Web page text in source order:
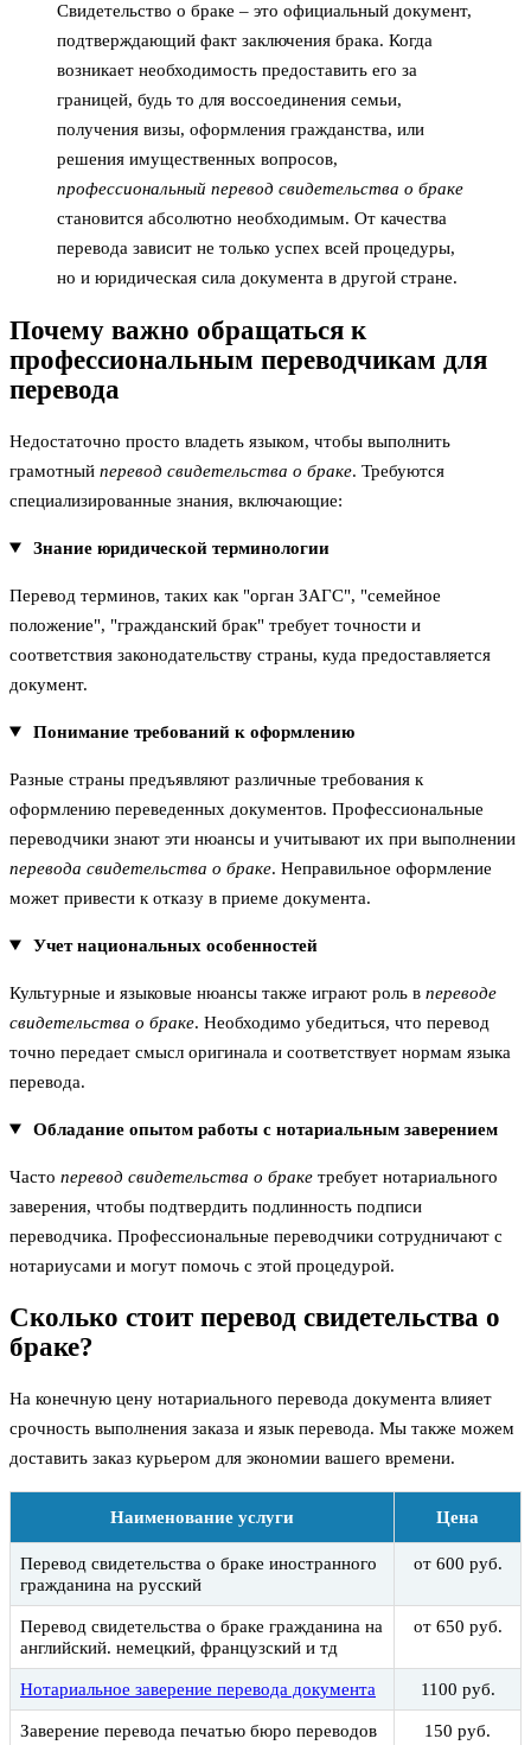
Свидетельство о браке – это официальный документ,
подтверждающий факт заключения брака. Когда
возникает необходимость предоставить его за
границей, будь то для воссоединения семьи,
получения визы, оформления гражданства, или
решения имущественных вопросов,
профессиональный перевод свидетельства о браке
становится абсолютно необходимым. От качества
перевода зависит не только успех всей процедуры,
но и юридическая сила документа в другой стране.
Почему важно обращаться к
профессиональным переводчикам для
перевода
Недостаточно просто владеть языком, чтобы выполнить
грамотный перевод свидетельства о браке. Требуются
специализированные знания, включающие:
Знание юридической терминологии
Перевод терминов, таких как "орган ЗАГС", "семейное
положение", "гражданский брак" требует точности и
соответствия законодательству страны, куда предоставляется
документ.
Понимание требований к оформлению
Разные страны предъявляют различные требования к
оформлению переведенных документов. Профессиональные
переводчики знают эти нюансы и учитывают их при выполнении
перевода свидетельства о браке. Неправильное оформление
может привести к отказу в приеме документа.
Учет национальных особенностей
Культурные и языковые нюансы также играют роль в переводе
свидетельства о браке. Необходимо убедиться, что перевод
точно передает смысл оригинала и соответствует нормам языка
перевода.
Обладание опытом работы с нотариальным заверением
Часто перевод свидетельства о браке требует нотариального
заверения, чтобы подтвердить подлинность подписи
переводчика. Профессиональные переводчики сотрудничают с
нотариусами и могут помочь с этой процедурой.
Сколько стоит перевод свидетельства о
браке?
На конечную цену нотариального перевода документа влияет
срочность выполнения заказа и язык перевода. Мы также можем
доставить заказ курьером для экономии вашего времени.
Наименование услуги Цена
Перевод свидетельства о браке иностранного
гражданина на русский
от 600 руб.
Перевод свидетельства о браке гражданина на
английский. немецкий, французский и тд
от 650 руб.
Нотариальное заверение перевода документа 1100 руб.
Заверение перевода печатью бюро переводов 150 руб.